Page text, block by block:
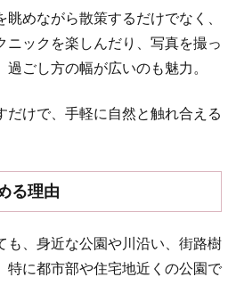
めながら散策するだけでなく、
ニックを楽しんだり、写真を撮っ
ごし方の幅が広いのも魅力。
だけで、手軽に自然と触れ合える
る理由
も、身近な公園や川沿い、街路樹
特に都市部や住宅地近くの公園で